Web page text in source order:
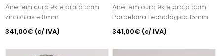
Anel em ouro 9k e prata com
zirconias e 8mm
341,00€ (c/ IVA)
Anel em ouro 9k e prata com
Porcelana Tecnológica 15mm
341,00€ (c/ IVA)